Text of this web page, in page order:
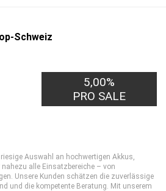
Schweiz
5,00%
PRO SALE
Auswahl an hochwertigen Akkus,
alle Einsatzbereiche – von
Unsere Kunden schätzen die zuverlässige
und die kompetente Beratung. Mit unserem